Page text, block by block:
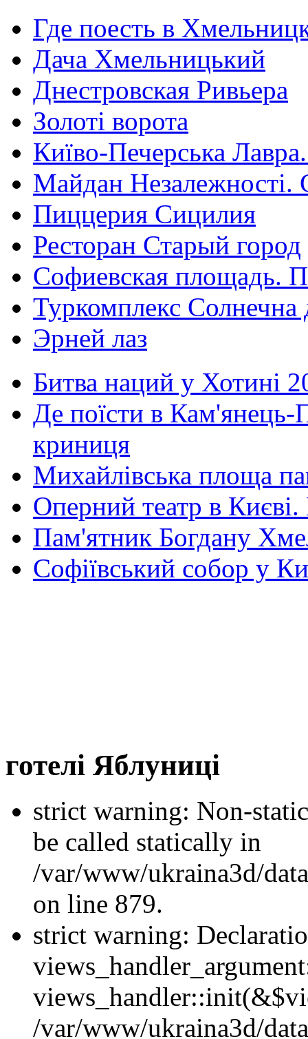
Где поесть в
Дача Хмельницький
Днестровская Ривьера
Золоті ворота
Київо-Печерська
Майдан Незалежності.
Пиццерия Сицилия
Ресторан Старый город
Софиевская площадь.
Туркомплекс Солнечна
Эрней лаз
Битва наций у Хотині
Де поїсти в Кам'янець-
криниця
Михайлівська площа
Оперний театр в
Пам'ятник Богдану
Софіївський собор у
готелі Яблуниці
strict warning: Non-
be called statically in
/var/www/ukraina3d/
on line 879.
strict warning:
/var/www/ukraina3d/